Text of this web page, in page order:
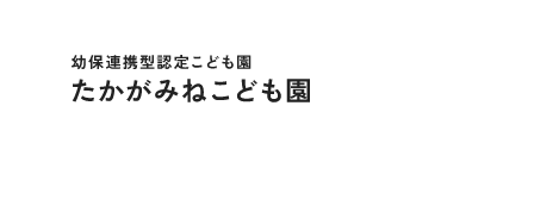
幼保連携型認定こど